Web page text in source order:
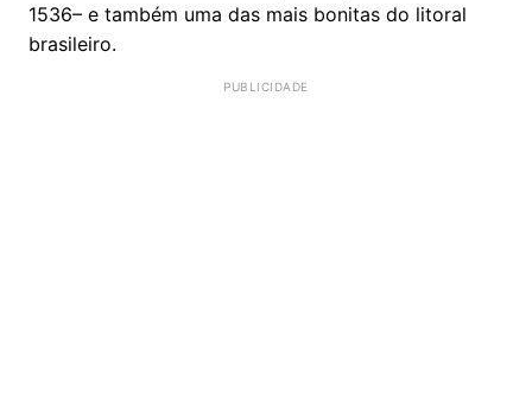
1536– e também uma das mais bonitas do litoral
brasileiro.